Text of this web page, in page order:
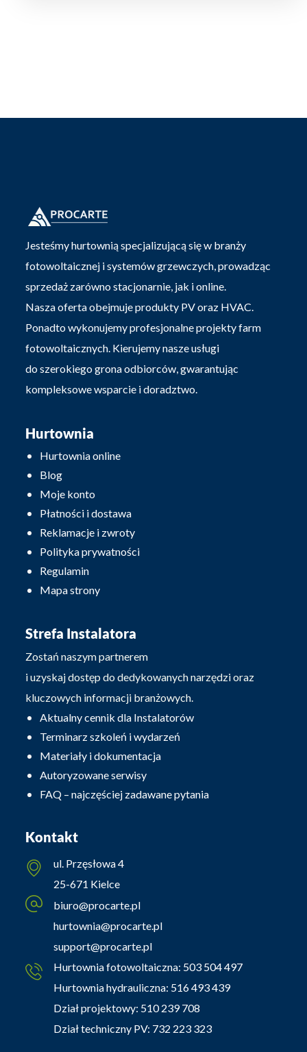
Jesteśmy hurtownią specjalizującą się w branży
fotowoltaicznej i systemów grzewczych, prowadząc
sprzedaż zarówno stacjonarnie, jak i online.
Nasza oferta obejmuje produkty PV oraz HVAC.
Ponadto wykonujemy profesjonalne projekty farm
fotowoltaicznych. Kierujemy nasze usługi
do szerokiego grona odbiorców, gwarantując
kompleksowe wsparcie i doradztwo.
Hurtownia
Hurtownia online
Blog
Moje konto
Płatności i dostawa
Reklamacje i zwroty
Polityka prywatności
Regulamin
Mapa strony
Strefa Instalatora
Zostań naszym partnerem
i uzyskaj dostęp do dedykowanych narzędzi oraz
kluczowych informacji branżowych.
Aktualny cennik dla Instalatorów
Terminarz szkoleń i wydarzeń
Materiały i dokumentacja
Autoryzowane serwisy
FAQ – najczęściej zadawane pytania
Kontakt
ul. Przęsłowa 4
25-671 Kielce
biuro@procarte.pl
hurtownia@procarte.pl
support@procarte.pl
Hurtownia fotowoltaiczna: 503 504 497
Hurtownia hydrauliczna: 516 493 439
Dział projektowy: 510 239 708
Dział techniczny PV: 732 223 323